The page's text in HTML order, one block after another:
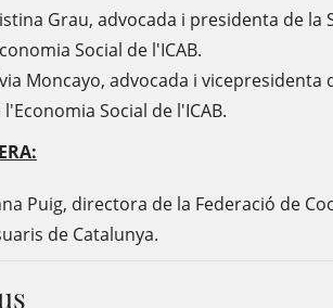
Grau, advocada i presidenta de la
Social de l'ICAB.
Moncayo, advocada i vicepresidenta
l'Economia Social de l'ICAB.
Puig, directora de la Federació de
de Catalunya.